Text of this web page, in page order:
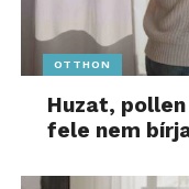
OTTHON
Huzat,
fele nem